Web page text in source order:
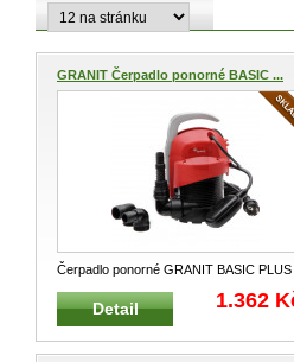
GRANIT Čerpadlo ponorné BASIC ...
Čerpadlo ponorné GRANIT BASIC PLUS
CF-95 Ponorné a drenážní čerpadlo
Detail 1.362